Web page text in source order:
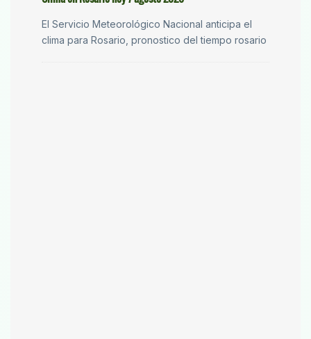
El Servicio Meteorológico Nacional anticipa el
clima para Rosario, pronostico del tiempo rosario